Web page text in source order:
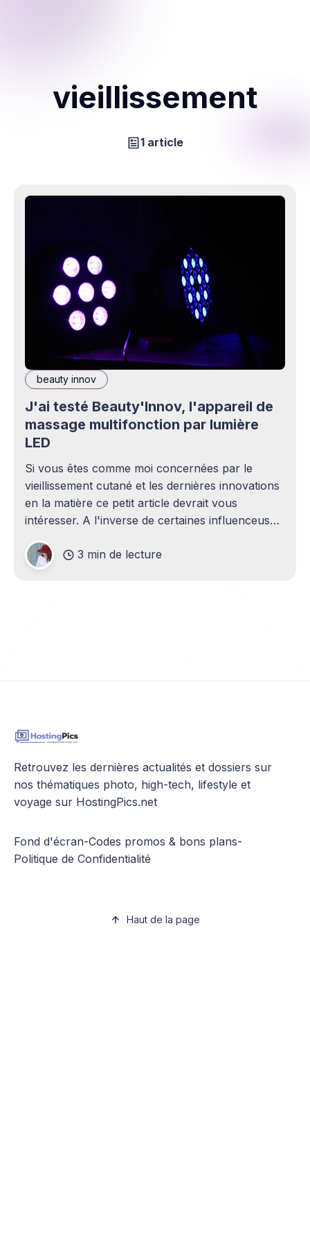
vieillissement
1 article
beauty innov
J'ai testé Beauty'Innov, l'appareil de
massage multifonction par lumière
LED
Si vous êtes comme moi concernées par le
vieillissement cutané et les dernières innovations
en la matière ce petit article devrait vous
intéresser. A l'inverse de certaines influenceuses
inconnue (mais qui bien entendu savent déjà tout
sur le sujet.
3 min de lecture
Retrouvez les dernières actualités et dossiers sur
nos thématiques photo, high-tech, lifestyle et
voyage sur HostingPics.net
Fond d'écran-Codes promos & bons plans-
Politique de Confidentialité
Haut de la page